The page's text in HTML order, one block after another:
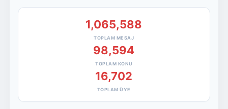
1,065,588
TOPLAM MESAJ
98,594
TOPLAM KONU
16,702
TOPLAM ÜYE